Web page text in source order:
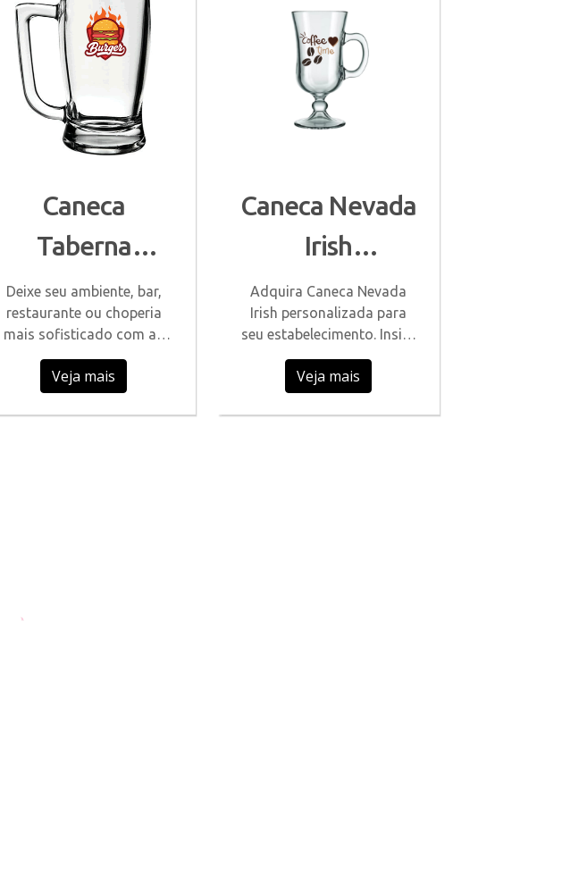
Caneca
Taberna
Personalizada
Deixe seu ambiente, bar,
restaurante ou choperia
mais sofisticado com as
canecas de vidro próprias
para chopp
Veja mais
Caneca Nevada
Irish
Personalizada
Adquira Caneca Nevada
Irish personalizada para
seu estabelecimento. Insira
sua logomarca na
decoração.
Veja mais